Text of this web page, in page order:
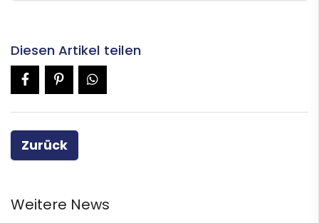
Diesen Artikel teilen
Zurück
Weitere News